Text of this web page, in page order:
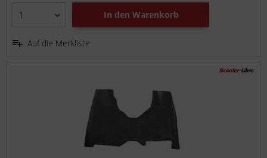
In den Warenkorb
Auf die Merkliste